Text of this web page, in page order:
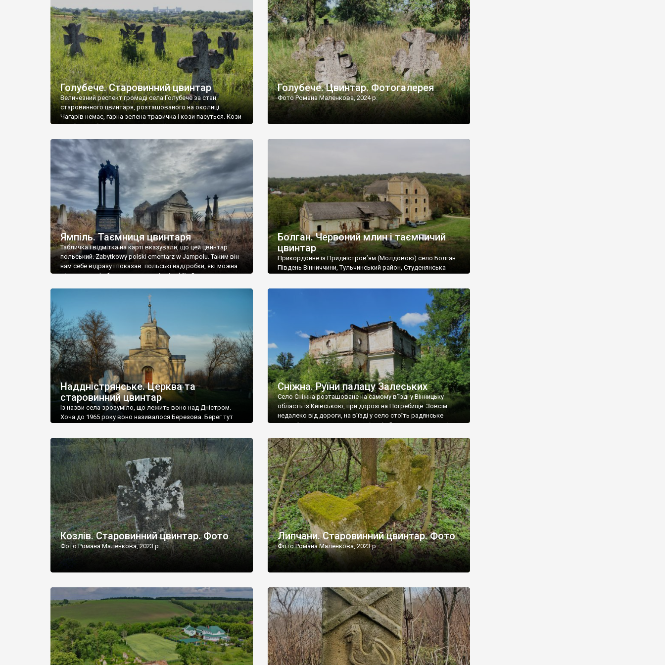
[…]
Голубече. Старовинний цвинтар
Величезний респект громаді села Голубече за стан
старовинного цвинтаря, розташованого на околиці.
Чагарів немає, гарна зелена травичка і кози пасуться. Кози
– найкращий регулятор шкідливої, для старих кладовищ,
бруньками, кози ті бруньки обгризають, бо то улюблений
делікатес. На цвинтарі у Голубечому ціла колекція
різноманітних форм хрестів. Село відносно невелике, […]
Голубече. Цвинтар. Фотогалерея
Фото Романа Маленкова, 2024 р.
Ямпіль. Таємниця цвинтаря
Табличка і відмітка на карті вказували, що цей цвинтар
польський. Zabytkowy polski cmentarz w Jampolu. Таким він
нам себе відразу і показав: польські надгробки, які можна
віднести до фабричних, польські епітафії… Загалом цвинтар
виявилося більше семи гектарів. Перше враження про
абсолютну звичайність польського цвинтаря виявилося
оманливим – […]
Болган. Червоний млин і таємничий
цвинтар
Прикордонне із Придністров’ям (Молдовою) село Болган.
Південь Вінниччини, Тульчинський район, Студенянська
старовинний цвинтар із кам’яними хрестами. Всі епітафії, які
збереглися, написані кирилицею, церковнослов’янською
мовою. За всіма традиційними ознаками – цвинтар
український. Хрести датуються 19 століттям. У 1924-1940
роках Болган […]
Наддністрянське. Церква та
старовинний цвинтар
Із назви села зрозуміло, що лежить воно над Дністром.
Хоча до 1965 року воно називалося Березова. Берег тут
Наддністрянське відрізняється від більшості навколишніх
сіл. У селі є мурована Михайлівська церква. Точної дати […]
Сніжна. Руїни палацу Залеських
Село Сніжна розташоване на самому в’їзді у Вінницьку
область із Київською, при дорозі на Погребище. Зовсім
недалеко від дороги, на в’їзді у село стоїть радянське
рельєфне пано, яке показує жінку і яблуню, а трохи далі,
дороги їх не видно, але видно дві стареньких колії у траві –
[…]
Козлів. Старовинний цвинтар. Фото
Фото Романа Маленкова, 2023 р.
Липчани. Старовинний цвинтар. Фото
Фото Романа Маленкова, 2023 р.